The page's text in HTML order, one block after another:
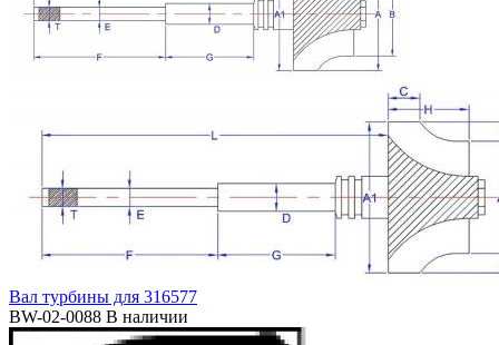
Вал турбины для 316577
BW-02-0088 В наличии